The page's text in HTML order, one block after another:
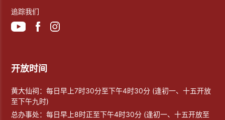
追踪我们
开放时间
黄大仙祠：每日早上7时30分至下午4时30分 (逢初一、十五开放
至下午九时)
总办事处：每日早上8时正至下午4时30分 (逢初一、十五开放至